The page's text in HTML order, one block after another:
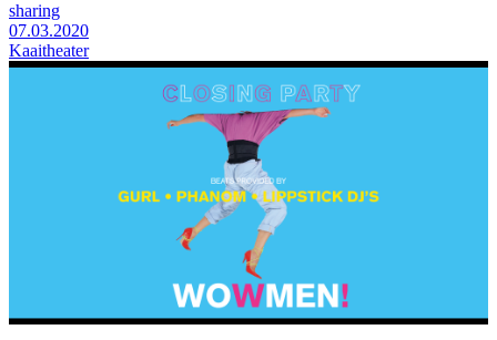
sharing
07.03.2020
Kaaitheater